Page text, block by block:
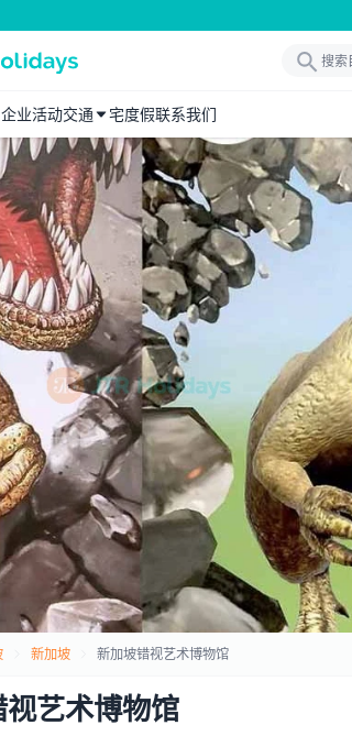
企业活动交通 宅度假联系我们
新加坡 新加坡错视艺术博物馆
艺术博物馆